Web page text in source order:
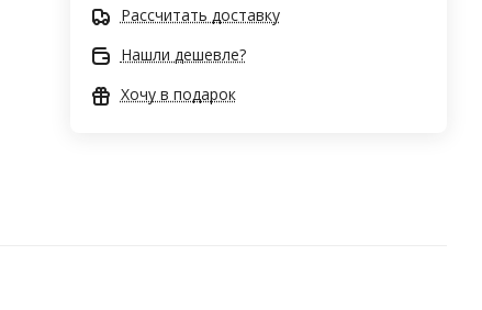
Рассчитать доставку
Нашли дешевле?
Хочу в подарок